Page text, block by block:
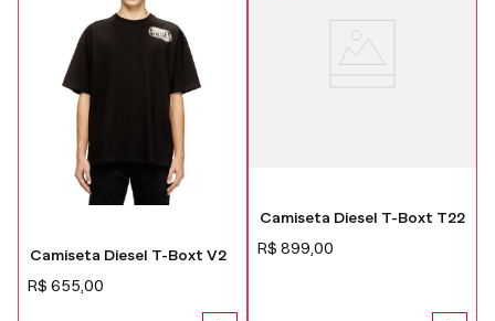
Camiseta Diesel T-Boxt V2
R$ 655 00
Camiseta Diesel T-Boxt T22
R$ 899 00